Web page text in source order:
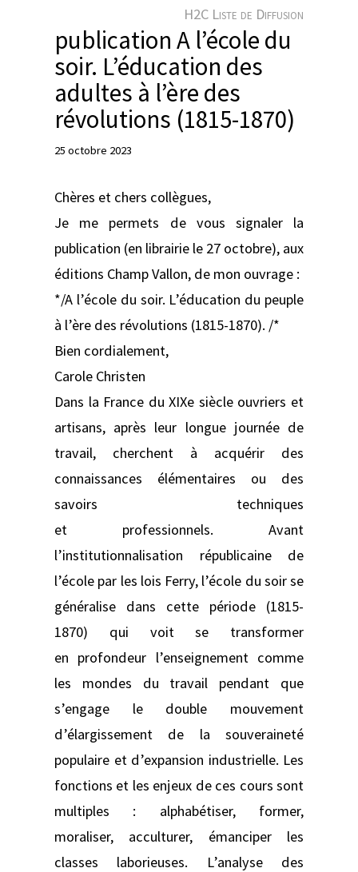
H2C Liste de Diffusion
publication A l’école du
soir. L’éducation des
adultes à l’ère des
révolutions (1815-1870)
25 octobre 2023
Chères et chers collègues,
Je me permets de vous signaler la
publication (en librairie le 27 octobre), aux
éditions Champ Vallon, de mon ouvrage :
*/A l’école du soir. L’éducation du peuple
à l’ère des révolutions (1815-1870). /*
Bien cordialement,
Carole Christen
Dans la France du XIXe siècle ouvriers et
artisans, après leur longue journée de
travail, cherchent à acquérir des
connaissances élémentaires ou des
savoirs techniques
et professionnels. Avant
l’institutionnalisation républicaine de
l’école par les lois Ferry, l’école du soir se
généralise dans cette période (1815-
1870) qui voit se transformer
en profondeur l’enseignement comme
les mondes du travail pendant que
s’engage le double mouvement
d’élargissement de la souveraineté
populaire et d’expansion industrielle. Les
fonctions et les enjeux de ces cours sont
multiples : alphabétiser, former,
moraliser, acculturer, émanciper les
classes laborieuses. L’analyse des